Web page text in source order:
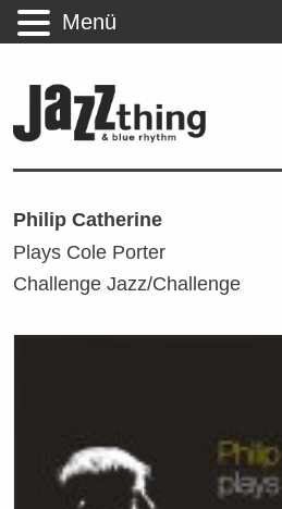
Philip Catherine
Plays Cole Porter
Challenge Jazz/Challenge
Menü